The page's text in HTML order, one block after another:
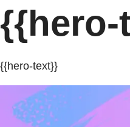
{{hero-text}}